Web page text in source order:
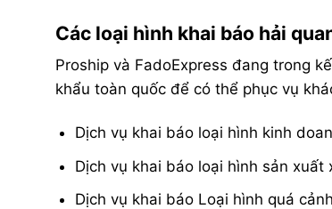
Các loại hình khai báo hải
Proship và FadoExpress đang trong
khẩu toàn quốc để có thể phục vụ
Dịch vụ khai báo loại hình kinh
Dịch vụ khai báo loại hình sản
Dịch vụ khai báo Loại hình quá